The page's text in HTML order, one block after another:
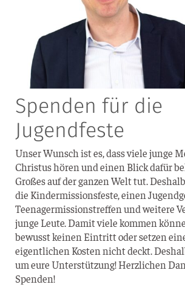
Spenden für die
Jugendfeste
Unser Wunsch ist es, dass vie­le jun­ge
Chris­tus hören und einen Blick dafür
Gro­ßes auf der gan­zen Welt tut.
die Kin­der­mis­si­ons­fes­te, einen
Teen­ager­mis­si­ons­tref­fen und wei­te­re
jun­ge Leu­te. Damit vie­le kom­men
bewusst kei­nen Ein­tritt oder set­zen
eigent­li­chen Kos­ten nicht deckt.
um eure Unter­stüt­zung! Herz­li­chen
Spenden!